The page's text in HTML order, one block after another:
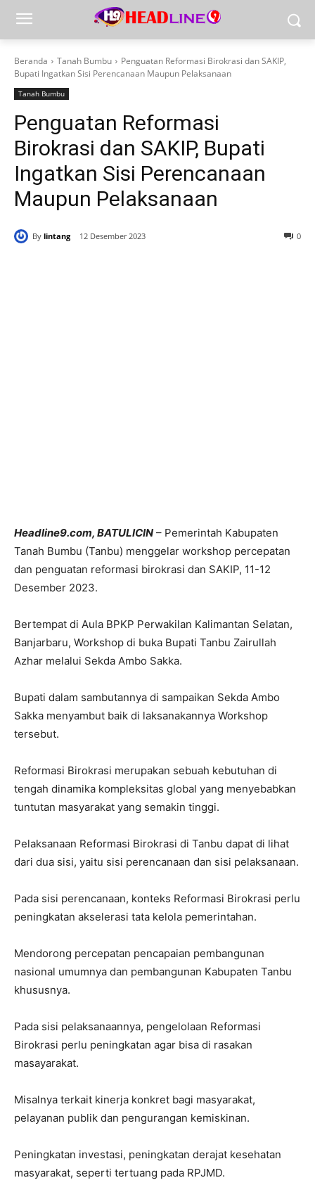
Beranda Tanah Bumbu
Penguatan Reformasi Birokrasi dan SAKIP,
Bupati Ingatkan Sisi Perencanaan Maupun Pelaksanaan
Tanah Bumbu
Penguatan Reformasi
Birokrasi dan SAKIP, Bupati
Ingatkan Sisi Perencanaan
Maupun Pelaksanaan
By lintang 12 Desember 2023 0
Headline9.com, BATULICIN – Pemerintah Kabupaten
Tanah Bumbu (Tanbu) menggelar workshop percepatan
dan penguatan reformasi birokrasi dan SAKIP, 11-12
Desember 2023.
Bertempat di Aula BPKP Perwakilan Kalimantan Selatan,
Banjarbaru, Workshop di buka Bupati Tanbu Zairullah
Azhar melalui Sekda Ambo Sakka.
Bupati dalam sambutannya di sampaikan Sekda Ambo
Sakka menyambut baik di laksanakannya Workshop
tersebut.
Reformasi Birokrasi merupakan sebuah kebutuhan di
tengah dinamika kompleksitas global yang menyebabkan
tuntutan masyarakat yang semakin tinggi.
Pelaksanaan Reformasi Birokrasi di Tanbu dapat di lihat
dari dua sisi, yaitu sisi perencanaan dan sisi pelaksanaan.
Pada sisi perencanaan, konteks Reformasi Birokrasi perlu
peningkatan akselerasi tata kelola pemerintahan.
Mendorong percepatan pencapaian pembangunan
nasional umumnya dan pembangunan Kabupaten Tanbu
khususnya.
Pada sisi pelaksanaannya, pengelolaan Reformasi
Birokrasi perlu peningkatan agar bisa di rasakan
masayarakat.
Misalnya terkait kinerja konkret bagi masyarakat,
pelayanan publik dan pengurangan kemiskinan.
Peningkatan investasi, peningkatan derajat kesehatan
masyarakat, seperti tertuang pada RPJMD.